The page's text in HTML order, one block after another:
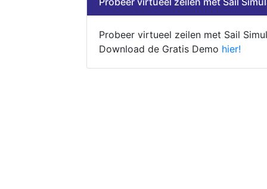
Probeer virtueel zeilen met Sail
Download de Gratis Demo hier!